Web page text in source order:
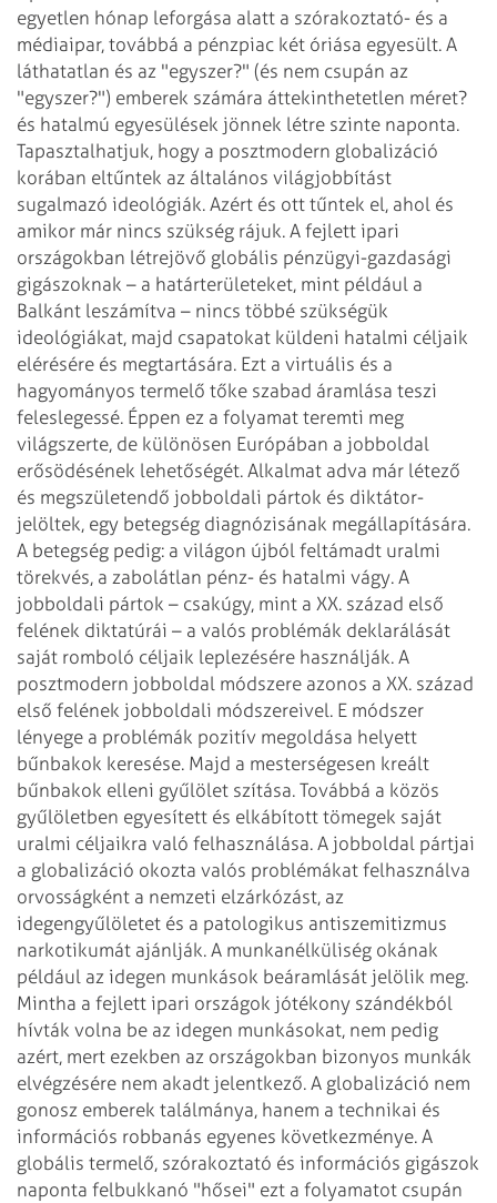
egyetlen hónap leforgása alatt a szórakoztató- és a
médiaipar, továbbá a pénzpiac két óriása egyesült. A
láthatatlan és az "egyszer?" (és nem csupán az
"egyszer?") emberek számára áttekinthetetlen méret?
és hatalmú egyesülések jönnek létre szinte naponta.
Tapasztalhatjuk, hogy a posztmodern globalizáció
korában eltűntek az általános világjobbítást
sugalmazó ideológiák. Azért és ott tűntek el, ahol és
amikor már nincs szükség rájuk. A fejlett ipari
országokban létrejövő globális pénzügyi-gazdasági
gigászoknak – a határterületeket, mint például a
Balkánt leszámítva – nincs többé szükségük
ideológiákat, majd csapatokat küldeni hatalmi céljaik
elérésére és megtartására. Ezt a virtuális és a
hagyományos termelő tőke szabad áramlása teszi
feleslegessé. Éppen ez a folyamat teremti meg
világszerte, de különösen Európában a jobboldal
erősödésének lehetőségét. Alkalmat adva már létező
és megszületendő jobboldali pártok és diktátor-
jelöltek, egy betegség diagnózisának megállapítására.
A betegség pedig: a világon újból feltámadt uralmi
törekvés, a zabolátlan pénz- és hatalmi vágy. A
jobboldali pártok – csakúgy, mint a XX. század első
felének diktatúrái – a valós problémák deklarálását
saját romboló céljaik leplezésére használják. A
posztmodern jobboldal módszere azonos a XX. század
első felének jobboldali módszereivel. E módszer
lényege a problémák pozitív megoldása helyett
bűnbakok keresése. Majd a mesterségesen kreált
bűnbakok elleni gyűlölet szítása. Továbbá a közös
gyűlöletben egyesített és elkábított tömegek saját
uralmi céljaikra való felhasználása. A jobboldal pártjai
a globalizáció okozta valós problémákat felhasználva
orvosságként a nemzeti elzárkózást, az
idegengyűlöletet és a patologikus antiszemitizmus
narkotikumát ajánlják. A munkanélküliség okának
például az idegen munkások beáramlását jelölik meg.
Mintha a fejlett ipari országok jótékony szándékból
hívták volna be az idegen munkásokat, nem pedig
azért, mert ezekben az országokban bizonyos munkák
elvégzésére nem akadt jelentkező. A globalizáció nem
gonosz emberek találmánya, hanem a technikai és
információs robbanás egyenes következménye. A
globális termelő, szórakoztató és információs gigászok
naponta felbukkanó "hősei" ezt a folyamatot csupán